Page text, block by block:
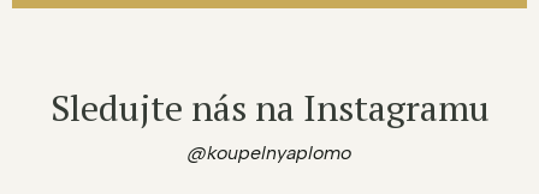
Sledujte nás na Instagramu
@koupelnyaplomo